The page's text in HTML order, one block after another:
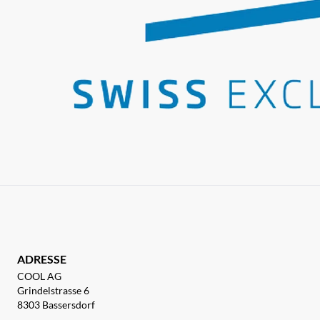
ADRESSE
COOL AG
Grindelstrasse 6
8303 Bassersdorf